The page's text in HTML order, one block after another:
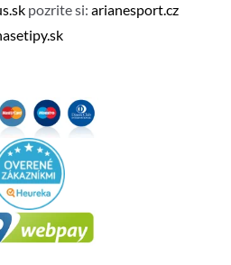
pozrite si: arianesport.cz